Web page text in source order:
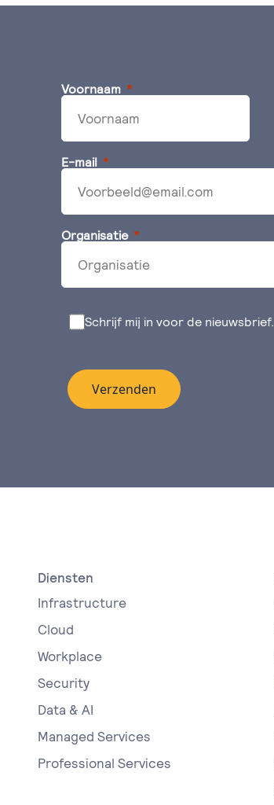
Voornaam
E-mail
Organisatie
Schrijf mij in voor de nieuwsbrief.
Verzenden
Diensten
Infrastructure
Cloud
Workplace
Security
Data & AI
Managed Services
Professional Services